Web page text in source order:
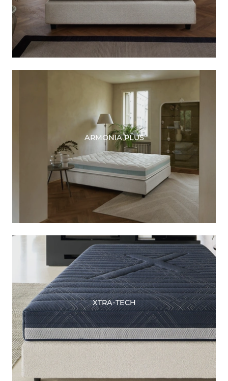
ARMONIA PLUS
XTRA-TECH